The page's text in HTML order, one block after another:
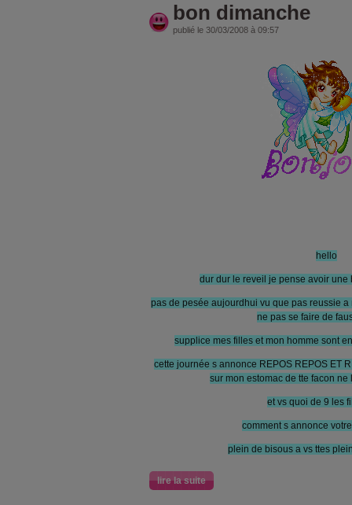
bon dimanche
publié le 30/03/2008 à 09:57
hello
dur dur le reveil je pense avoir
pas de pesée aujourdhui vu que pas reussie
ne pas se faire de
supplice mes filles et mon homme sont
cette journée s annonce REPOS REPOS ET
sur mon estomac de tte facon
et vs quoi de 9 les
comment s annonce
plein de bisous a vs ttes
lire la suite